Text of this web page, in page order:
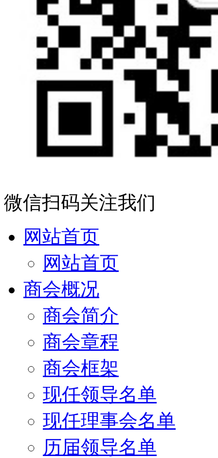
微信扫码关注我们
网站首页
网站首页
商会概况
商会简介
商会章程
商会框架
现任领导名单
现任理事会名单
历届领导名单